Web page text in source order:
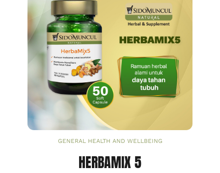
GENERAL HEALTH AND WELLBEING
HERBAMIX 5